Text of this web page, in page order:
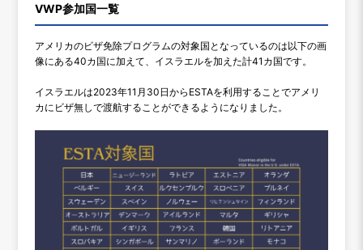
VWP参加国一覧
アメリカのビザ免除プログラムの対象国となっているのは以下の画
像にある40カ国に加えて、イスラエルを加えた計41カ国です。
イスラエルは2023年11月30日からESTAを利用することでアメリ
カにビザ無しで渡航することができるようになりました。